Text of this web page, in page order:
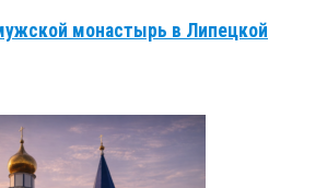
монастырь в Липецкой